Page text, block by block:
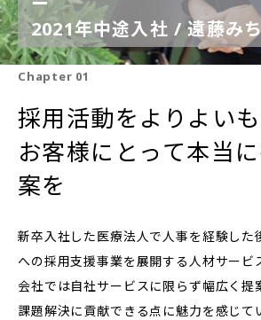
2021年中途入社 / 遠藤み
Chapter 01
採用活動をよりよい
お客様にとって本当
案を
新卒入社した医療法人で人事を経験した
への採用支援事業を展開する人材サービ
会社では自社サービスに限らず幅広く提
課題解決に貢献できる点に魅力を感じて